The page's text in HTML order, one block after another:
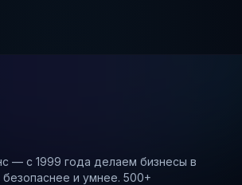
— с 1999 года делаем бизнесы в
и умнее. 500+